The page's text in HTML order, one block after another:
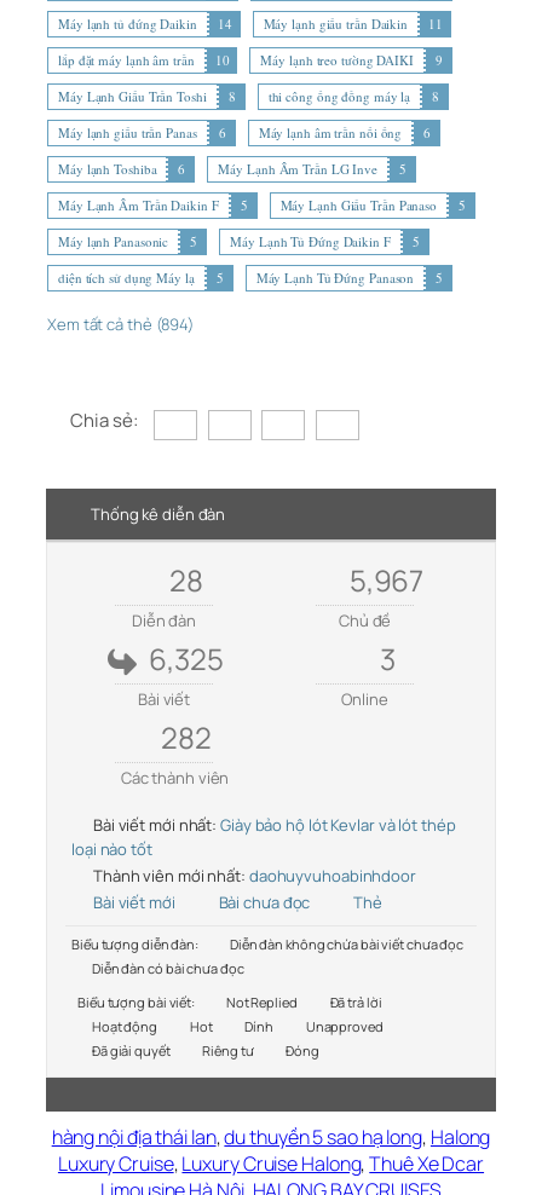
Máy lạnh tủ đứng Daikin
14 Máy lạnh giấu trần Daikin
11
lắp đặt máy lạnh âm trần
10 Máy lạnh treo tường DAIKI
9
Máy Lạnh Giấu Trần Toshi
8 thi công ống đồng máy lạ
8
Máy lạnh giấu trần Panas
6 Máy lạnh âm trần nối ống
6
Máy lạnh Toshiba
6 Máy Lạnh Âm Trần LG Inve
5
Máy Lạnh Âm Trần Daikin F
5 Máy Lạnh Giấu Trần Panaso
5
Máy lạnh Panasonic
5 Máy Lạnh Tủ Đứng Daikin F
5
diện tích sử dụng Máy lạ
5 Máy Lạnh Tủ Đứng Panason 5
Xem tất cả thẻ (894)
Chia sẻ:
Thống kê diễn đàn
28
Diễn đàn
5,967
Chủ đề
6,325
Bài viết
3
Online
282
Các thành viên
Bài viết mới nhất: Giày bảo hộ lót Kevlar và lót thép
loại nào tốt
Thành viên mới nhất: daohuyvuhoabinhdoor
Bài viết mới
Bài chưa đọc Thẻ
Biểu tượng diễn đàn:
Diễn đàn không chứa bài viết chưa đọc
Diễn đàn có bài chưa đọc
Biểu tượng bài viết:
Not Replied
Đã trả lời
Hoạt động
Hot Dính
Unapproved
Đã giải quyết
Riêng tư Đóng
hàng nội địa thái lan,du thuyền 5 sao hạ long, Halong
Luxury Cruise,Luxury Cruise Halong,Thuê Xe Dcar